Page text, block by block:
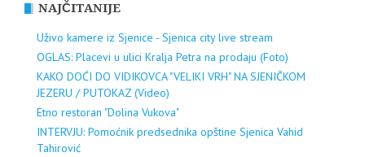
NAJČITANIJE
Uživo kamere iz Sjenice - Sjenica city live stream
OGLAS: Placevi u ulici Kralja Petra na prodaju (Foto)
KAKO DOĆI DO VIDIKOVCA "VELIKI VRH" NA SJENIČKOM
JEZERU / PUTOKAZ (Video)
Etno restoran "Dolina Vukova"
INTERVJU: Pomoćnik predsednika opštine Sjenica Vahid
Tahirović